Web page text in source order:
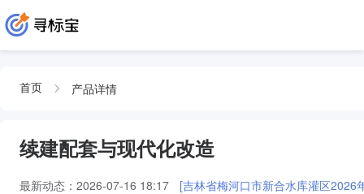
首页 产品详情
续建配套与现代化改造
最新动态： 2026-07-16 18:17 [吉林省梅河口市新合水库灌区2026